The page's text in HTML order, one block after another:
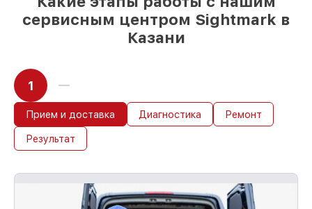
сервисным центром Sightmark в
Казани
1
Прием и доставка Диагностика Ремонт
Результат